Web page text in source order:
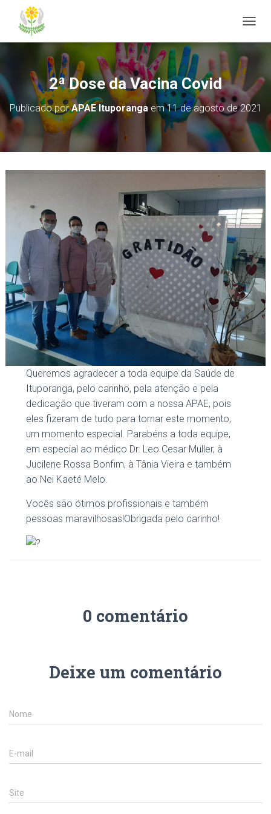
2ª Dose da Vacina Covid
Publicado porAPAE Ituporangaem11 de agosto de 2021
Queremos agradecer a toda equipe da Saúde de
Ituporanga, pelo carinho, pela atenção e pela
dedicação que tiveram com a nossa APAE, pois
eles fizeram de tudo para tornar este momento,
um momento especial. Parabéns a toda equipe,
em especial ao médico Dr. Leo Cesar Muller, à
Jucilene Rossa Bonfim, à Tânia Vieira e também
ao Nei Kaeté Melo.
Vocês são ótimos profissionais e também
pessoas maravilhosas!Obrigada pelo carinho!
0 comentário
Deixe um comentário
Nome
E-mail
Site